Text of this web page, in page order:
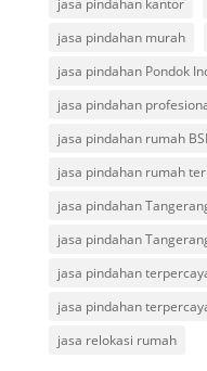
jasa pindahan murah
jasa pindahan Pondok
jasa pindahan
jasa pindahan rumah
jasa pindahan rumah
jasa pindahan
jasa pindahan
jasa pindahan
jasa pindahan
jasa relokasi rumah